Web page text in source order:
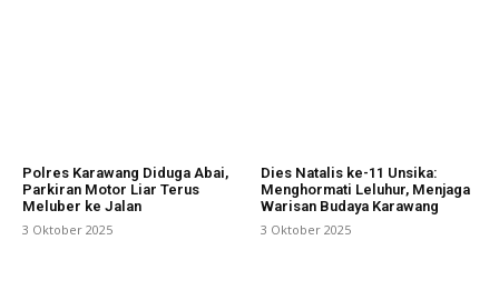
Polres Karawang Diduga Abai,
Parkiran Motor Liar Terus
Meluber ke Jalan
3 Oktober 2025
Dies Natalis ke-11 Unsika:
Menghormati Leluhur, Menjaga
Warisan Budaya Karawang
3 Oktober 2025